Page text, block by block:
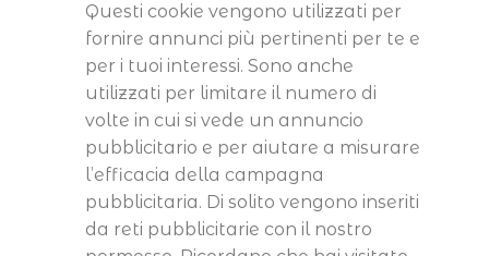
Questi cookie vengono utilizzati per
fornire annunci più pertinenti per te e
per i tuoi interessi. Sono anche
utilizzati per limitare il numero di
volte in cui si vede un annuncio
pubblicitario e per aiutare a misurare
l’efficacia della campagna
pubblicitaria. Di solito vengono inseriti
da reti pubblicitarie con il nostro